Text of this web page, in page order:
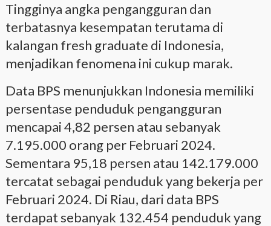
Tingginya angka pengangguran dan
terbatasnya kesempatan terutama di
kalangan fresh graduate di Indonesia,
menjadikan fenomena ini cukup marak.
Data BPS menunjukkan Indonesia memiliki
persentase penduduk pengangguran
mencapai 4,82 persen atau sebanyak
7.195.000 orang per Februari 2024.
Sementara 95,18 persen atau 142.179.000
tercatat sebagai penduduk yang bekerja per
Februari 2024. Di Riau, dari data BPS
terdapat sebanyak 132.454 penduduk yang